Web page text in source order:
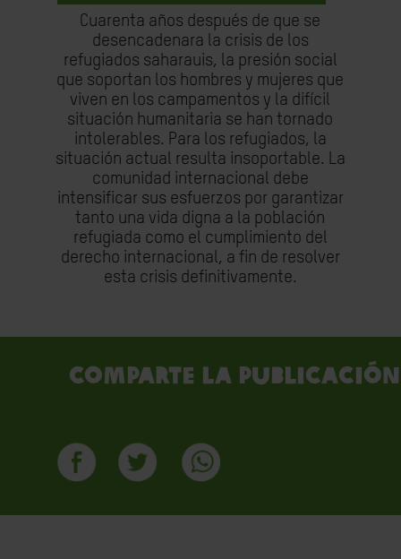
Cuarenta años después de que se
desencadenara la crisis de los
refugiados saharauis, la presión social
que soportan los hombres y mujeres que
viven en los campamentos y la difícil
situación humanitaria se han tornado
intolerables. Para los refugiados, la
situación actual resulta insoportable. La
comunidad internacional debe
intensificar sus esfuerzos por garantizar
tanto una vida digna a la población
refugiada como el cumplimiento del
derecho internacional, a fin de resolver
esta crisis definitivamente.
Comparte la publicación